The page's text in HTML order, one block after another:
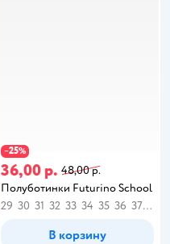
−25%
36,00 р. 48,00 р.
Полуботинки Futurino School
29 30 31 32 33 34 35 36 37 38
В корзину